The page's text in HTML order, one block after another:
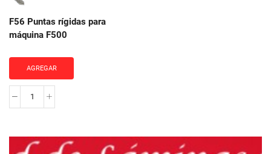
F56 Puntas rígidas para
máquina F500
AGREGAR
F56
para